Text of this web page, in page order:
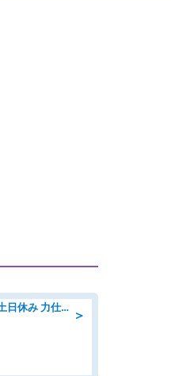
＞
検査/検品/ライン作業 日勤 土日休み 力仕事ほぼなし 座り作業メイン 検品·検査